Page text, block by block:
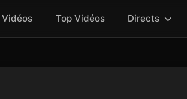
Vidéos Top Vidéos Directs